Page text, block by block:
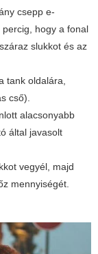
csepp e-
hogy a fonal
slukkot és az
tank oldalára,
cső).
alacsonyabb
által javasolt
vegyél, majd
mennyiségét.